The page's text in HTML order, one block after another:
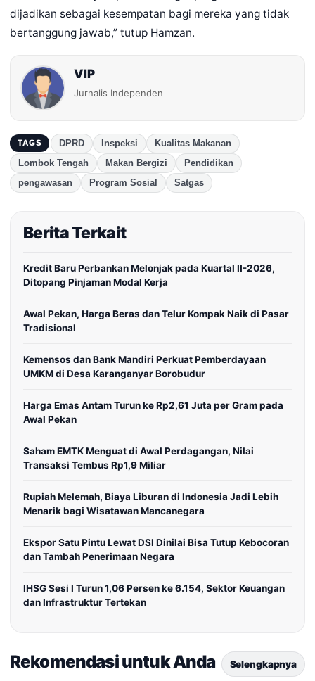
dijadikan sebagai kesempatan bagi mereka yang tidak
bertanggung jawab,” tutup Hamzan.
VIP
Jurnalis Independen
TAGS DPRD Inspeksi
Kualitas Makanan
Lombok Tengah
Makan Bergizi
Pendidikan
pengawasan
Program Sosial Satgas
Berita Terkait
Kredit Baru Perbankan Melonjak pada Kuartal II-2026,
Ditopang Pinjaman Modal Kerja
Awal Pekan, Harga Beras dan Telur Kompak Naik di Pasar
Tradisional
Kemensos dan Bank Mandiri Perkuat Pemberdayaan
UMKM di Desa Karanganyar Borobudur
Harga Emas Antam Turun ke Rp2,61 Juta per Gram pada
Awal Pekan
Saham EMTK Menguat di Awal Perdagangan, Nilai
Transaksi Tembus Rp1,9 Miliar
Rupiah Melemah, Biaya Liburan di Indonesia Jadi Lebih
Menarik bagi Wisatawan Mancanegara
Ekspor Satu Pintu Lewat DSI Dinilai Bisa Tutup Kebocoran
dan Tambah Penerimaan Negara
IHSG Sesi I Turun 1,06 Persen ke 6.154, Sektor Keuangan
dan Infrastruktur Tertekan
Rekomendasi untuk Anda Selengkapnya